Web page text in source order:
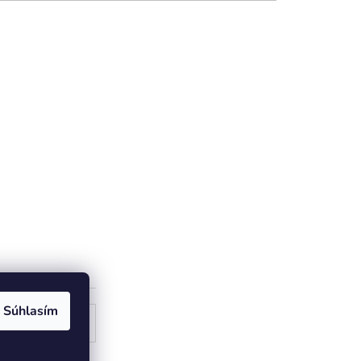
Súhlasím